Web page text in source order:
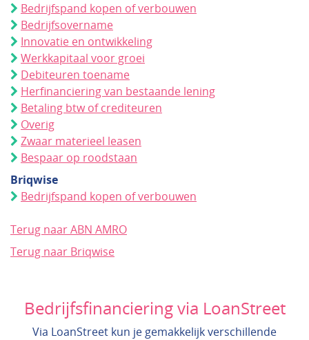
Bedrijfspand kopen of verbouwen
Bedrijfsovername
Innovatie en ontwikkeling
Werkkapitaal voor groei
Debiteuren toename
Herfinanciering van bestaande lening
Betaling btw of crediteuren
Overig
Zwaar materieel leasen
Bespaar op roodstaan
Briqwise
Bedrijfspand kopen of verbouwen
Terug naar ABN AMRO
Terug naar Briqwise
Bedrijfsfinanciering via LoanStreet
Via LoanStreet kun je gemakkelijk verschillende